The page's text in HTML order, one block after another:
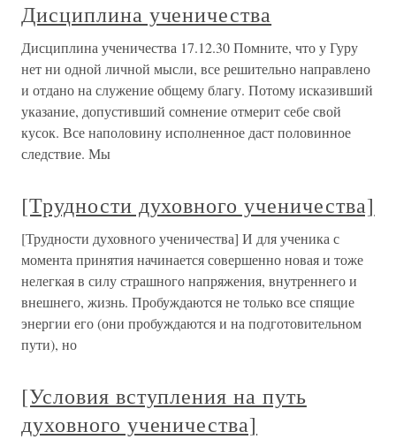
Дисциплина ученичества
Дисциплина ученичества 17.12.30 Помните, что у Гуру
нет ни одной личной мысли, все решительно направлено
и отдано на служение общему благу. Потому исказивший
указание, допустивший сомнение отмерит себе свой
кусок. Все наполовину исполненное даст половинное
следствие. Мы
[Трудности духовного ученичества]
[Трудности духовного ученичества] И для ученика с
момента принятия начинается совершенно новая и тоже
нелегкая в силу страшного напряжения, внутреннего и
внешнего, жизнь. Пробуждаются не только все спящие
энергии его (они пробуждаются и на подготовительном
пути), но
[Условия вступления на путь
духовного ученичества]